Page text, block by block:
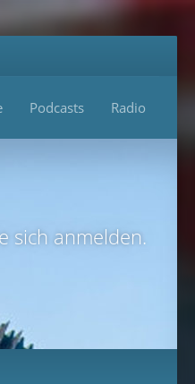
Podcasts Radio
sich anmelden.